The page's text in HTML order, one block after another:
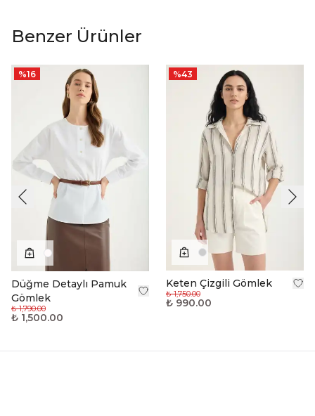
Benzer Ürünler
%16
Düğme Detaylı Pamuk
Gömlek
₺ 1,790.00
₺ 1,500.00
%43
Keten Çizgili Gömlek
₺ 1,750.00
₺ 990.00